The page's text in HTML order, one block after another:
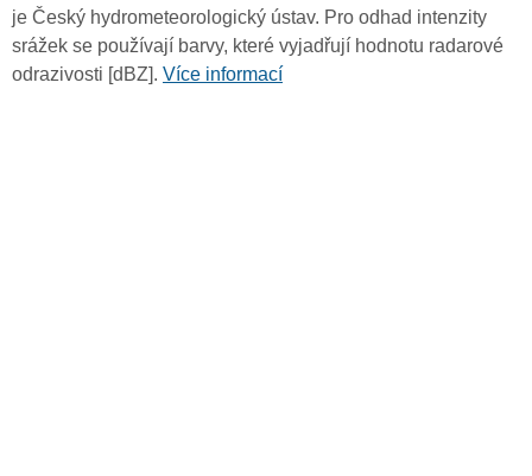
je Český hydrometeorologický ústav. Pro odhad intenzity
srážek se používají barvy, které vyjadřují hodnotu radarové
odrazivosti [dBZ]. Více informací